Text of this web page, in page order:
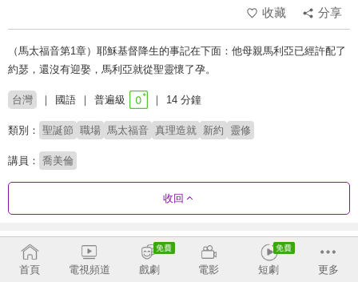
收藏
分享
（馬太福音第1章）耶穌基督降生的事記在下面：他母親馬利亞已經許配了
約瑟，還沒有迎娶，馬利亞就從聖靈懷了孕。
台灣 國語 普遍級 14 分鐘
類別： 聖誕節 職場 馬太福音 真理造就 新約 靈修
講員： 喬美倫
收回
劇集列表 正序
聖誕節特別信息(福音書)
首頁 電視頻道 戲劇 電影 短劇 更多